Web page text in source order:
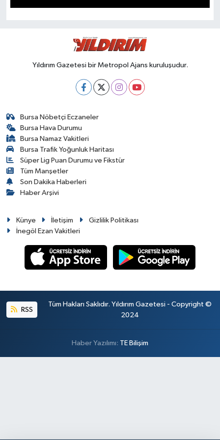
Yıldırım Gazetesi bir Metropol Ajans kuruluşudur.
Bursa Nöbetçi Eczaneler
Bursa Hava Durumu
Bursa Namaz Vakitleri
Bursa Trafik Yoğunluk Haritası
Süper Lig Puan Durumu ve Fikstür
Tüm Manşetler
Son Dakika Haberleri
Haber Arşivi
Künye İletişim
Gizlilik Politikası
İnegöl Ezan Vakitleri
RSS
Tüm Hakları Saklıdır. Yıldırım Gazetesi - Copyright ©
2024
Haber Yazılımı: TE Bilişim